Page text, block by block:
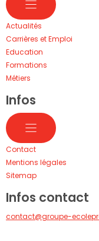
Actualités
Carrières et Emploi
Education
Formations
Métiers
Infos
Contact
Mentions légales
Sitemap
Infos contact
contact@groupe-